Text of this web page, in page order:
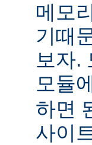
메모
기때
보자.
모듈
하면
사이